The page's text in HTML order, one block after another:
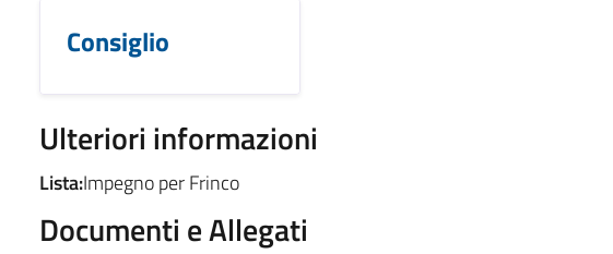
Consiglio
Ulteriori informazioni
Lista:Impegno per Frinco
Documenti e Allegati